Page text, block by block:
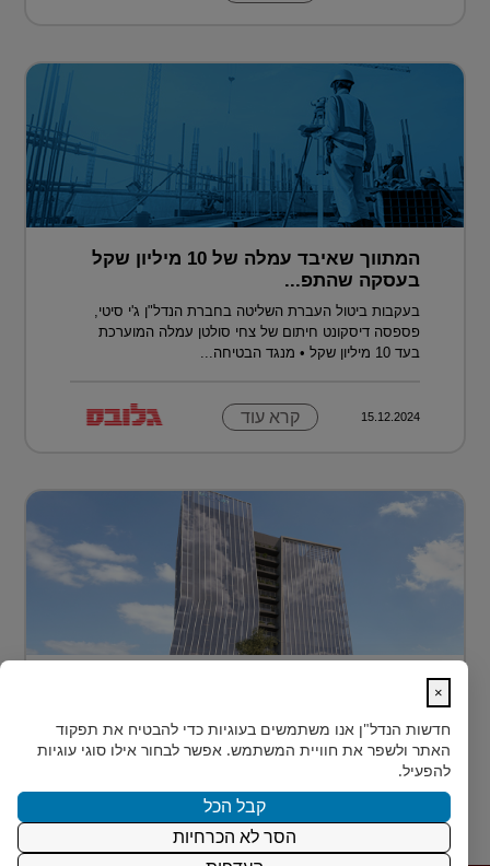
המתווך שאיבד עמלה של 10 מיליון שקל
בעסקה שהתפ...
בעקבות ביטול העברת השליטה בחברת הנדל"ן ג'י סיטי,
פספסה דיסקונט חיתום של צחי סולטן עמלה המוערכת
בעד 10 מיליון שקל • מנגד הבטיחה...
15.12.2024 קרא עוד
MEDIPORT תל השומר - נבנה לפרוץ דרך אל המחר
בעולם הרפואה של המאה ה-21, קצב החדשנות אינו
מאפשר מנ...
15.12.2024 קרא עוד
×
חדשות הנדל"ן אנו משתמשים בעוגיות כדי להבטיח את תפקוד
האתר ולשפר את חוויית המשתמש. אפשר לבחור אילו סוגי עוגיות
להפעיל.
קבל הכל
הסר לא הכרחיות